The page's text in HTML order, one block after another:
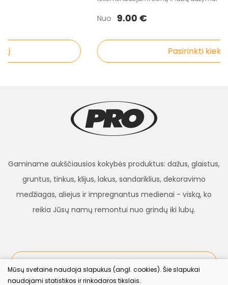
Nuo 9.00 €
Pasirinkti kiekį
Gaminame aukščiausios kokybės produktus: dažus, glaistus,
gruntus, tinkus, klijus, lakus, sandariklius, dekoravimo
medžiagas, aliejus ir impregnantus medienai - viską, ko
reikia Jūsų namų remontui nuo grindų iki lubų.
procolor.lt
Mūsų svetainė naudoja slapukus (angl. cookies). Šie slapukai
naudojami statistikos ir rinkodaros tikslais.